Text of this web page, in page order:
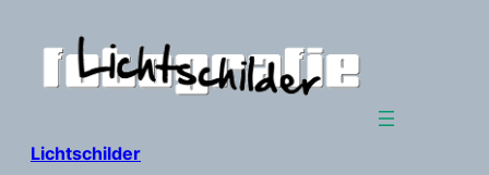
inhoud
Lichtschilder